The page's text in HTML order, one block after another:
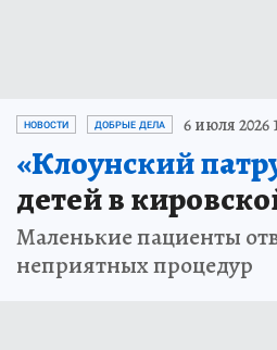
НОВОСТИ ДОБРЫЕ ДЕЛА 6 июля 2026
«Клоунский
детей в
Маленькие пациенты
неприятных процедур